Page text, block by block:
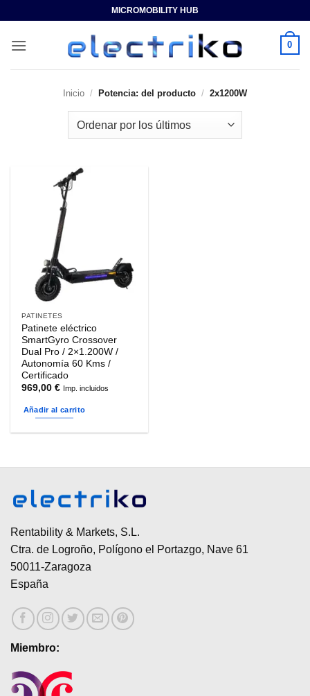
contenido
MICROMOBILITY HUB
0
Inicio / Potencia: del producto / 2x1200W
PATINETES
Patinete eléctrico
SmartGyro Crossover
Dual Pro / 2×1.200W /
Autonomía 60 Kms /
Certificado
969,00€ Imp. incluidos
Añadir al carrito
Rentability & Markets, S.L.
Ctra. de Logroño, Polígono el Portazgo, Nave 61
50011-Zaragoza
España
Miembro: